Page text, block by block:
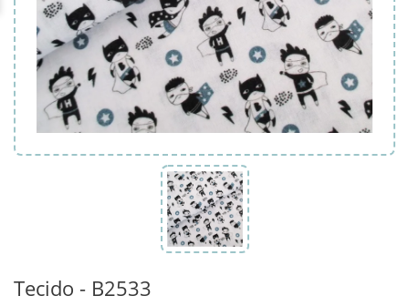
Tecido - B2533